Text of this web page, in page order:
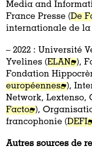
Media and
France Presse (De
internationale de la
– 2022 : Université
Yvelines (ELAN
),
Fondation
européennes
),
Network, Lextenso,
Facto
),
francophonie (DEFI
Autres sources de